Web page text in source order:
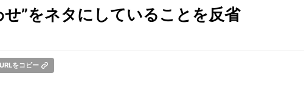
せ”をネタにしていることを反省
URLをコピー